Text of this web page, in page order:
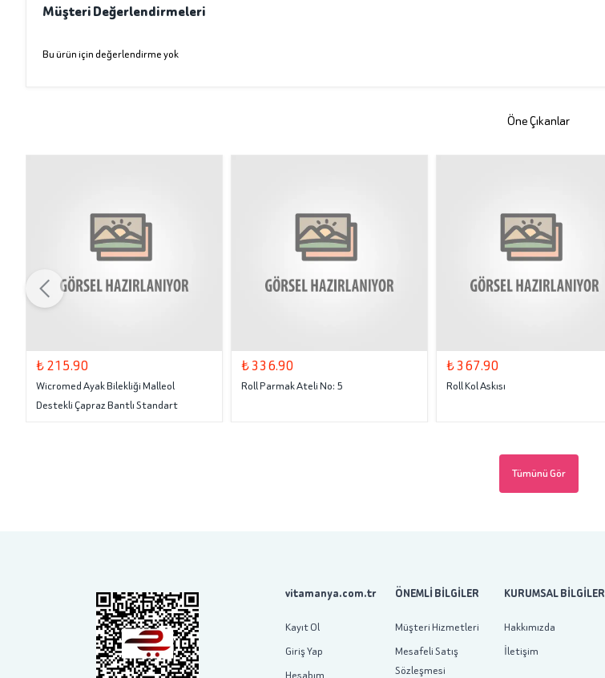
Müşteri Değerlendirmeleri
Bu ürün için değerlendirme yok
Öne Çıkanlar
₺ 215.90
Wicromed Ayak Bilekliği Malleol
Destekli Çapraz Bantlı Standart
₺ 336.90
Roll Parmak Ateli No: 5
₺ 367.90
Roll Kol Askısı
Tümünü Gör
vitamanya.com.tr
Kayıt Ol
Giriş Yap
ÖNEMLİ BİLGİLER
Müşteri Hizmetleri
Mesafeli Satış
Sözleşmesi
KURUMSAL BİLGİLER
Hakkımızda
İletişim